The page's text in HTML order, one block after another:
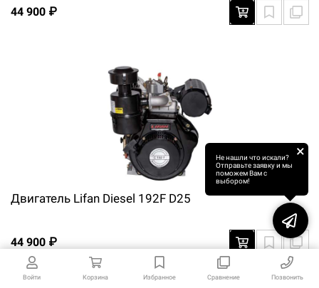
Войти Корзина Избранное Сравнение Позвонить
44 900 ₽
Двигатель Lifan Diesel 192F D25
44 900 ₽
Не нашли что искали?
Отправьте заявку и мы
поможем Вам с
выбором!
×